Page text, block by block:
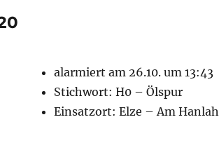
alarmiert am 26.10. um 13:43
Stichwort: H0 – Ölspur
Einsatzort: Elze – Am Hanlah